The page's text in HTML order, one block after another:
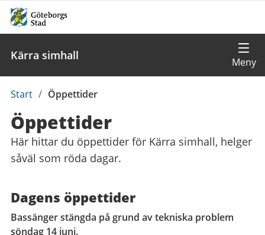
Kärra simhall
Du
här:
Start / Öppettider
Öppettider
Här hittar du öppettider för Kärra simhall, helger
såväl som röda dagar.
Dagens öppettider
Bassänger stängda på grund av tekniska problem
söndag 14 juni.